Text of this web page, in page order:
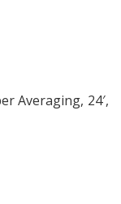
Averaging, 24′,